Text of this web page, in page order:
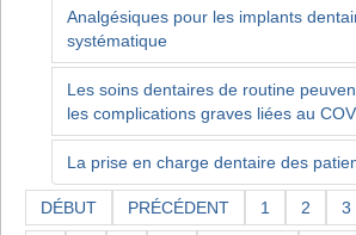
Analgésiques pour les implants
systématique
Les soins dentaires de routine
les complications graves liées au
La prise en charge dentaire des
DÉBUT PRÉCÉDENT 1 2 3